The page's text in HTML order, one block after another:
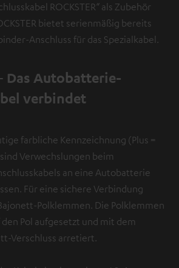
ROCKSTER“ als Zubehör
bietet serienmäßig bereits
Anschluss für das Spezialkabel.
Das Autobatterie-
verbindet
farbliche Kennzeichnung (Plus =
Verwechslungen beim
an eine Autobatterie
Für eine sichere Verbindung
Polklemmen. Die Polklemmen
Pol aufgesetzt und mit dem
Verschluss arretiert.